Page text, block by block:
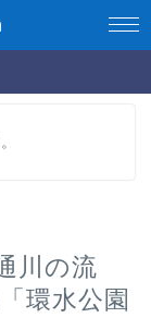
川の流
環水公園